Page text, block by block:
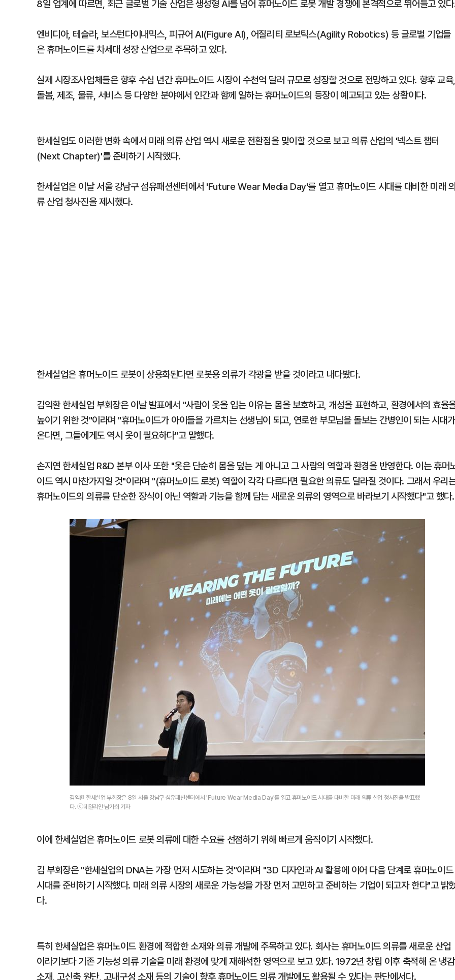
8일 업계에 따르면, 최근 글로벌 기술 산업은 생성형 AI를 넘어 휴머노이드 로봇 개발 경쟁에 본격적으로 뛰어들고 있
엔비디아, 테슬라, 보스턴다이내믹스, 피규어 AI(Figure AI), 어질리티 로보틱스(Agility Robotics) 등 글로벌 기업들
은 휴머노이드를 차세대 성장 산업으로 주목하고 있다.
실제 시장조사업체들은 향후 수십 년간 휴머노이드 시장이 수천억 달러 규모로 성장할 것으로 전망하고 있다. 향후 교
돌봄, 제조, 물류, 서비스 등 다양한 분야에서 인간과 함께 일하는 휴머노이드의 등장이 예고되고 있는 상황이다.
한세실업도 이러한 변화 속에서 미래 의류 산업 역시 새로운 전환점을 맞이할 것으로 보고 의류 산업의 '넥스트 챕터
(Next Chapter)'를 준비하기 시작했다.
한세실업은 이날 서울 강남구 섬유패션센터에서 'Future Wear Media Day'를 열고 휴머노이드 시대를 대비한 미래
류 산업 청사진을 제시했다.
한세실업은 휴머노이드 로봇이 상용화된다면 로봇용 의류가 각광을 받을 것이라고 내다봤다.
김익환 한세실업 부회장은 이날 발표에서 "사람이 옷을 입는 이유는 몸을 보호하고, 개성을 표현하고, 환경에서의 효율
높이기 위한 것"이라며 "휴머노이드가 아이들을 가르치는 선생님이 되고, 연로한 부모님을 돌보는 간병인이 되는 시대가
온다면, 그들에게도 역시 옷이 필요하다"고 말했다.
손지연 한세실업 R&D 본부 이사 또한 "옷은 단순히 몸을 덮는 게 아니고 그 사람의 역할과 환경을 반영한다. 이는 휴머
이드 역시 마찬가지일 것"이라며 "(휴머노이드 로봇) 역할이 각각 다르다면 필요한 의류도 달라질 것이다. 그래서 우리
휴머노이드의 의류를 단순한 장식이 아닌 역할과 기능을 함께 담는 새로운 의류의 영역으로 바라보기 시작했다"고 했다.
김익환 한세실업 부회장은 8일 서울 강남구 섬유패션센터에서 'Future Wear Media Day'를 열고 휴머노이드 시대를 대비한 미래 의류 산업 청사진을 발표했
다. ⓒ데일리안 남가희 기자
이에 한세실업은 휴머노이드 로봇 의류에 대한 수요를 선점하기 위해 빠르게 움직이기 시작했다.
김 부회장은 "한세실업의 DNA는 가장 먼저 시도하는 것"이라며 "3D 디자인과 AI 활용에 이어 다음 단계로 휴머노이드
시대를 준비하기 시작했다. 미래 의류 시장의 새로운 가능성을 가장 먼저 고민하고 준비하는 기업이 되고자 한다"고 밝
다.
특히 한세실업은 휴머노이드 환경에 적합한 소재와 의류 개발에 주목하고 있다. 회사는 휴머노이드 의류를 새로운 산업
이라기보다 기존 기능성 의류 기술을 미래 환경에 맞게 재해석한 영역으로 보고 있다. 1972년 창립 이후 축적해 온 냉감
소재, 고신축 원단, 고내구성 소재 등의 기술이 향후 휴머노이드 의류 개발에도 활용될 수 있다는 판단에서다.